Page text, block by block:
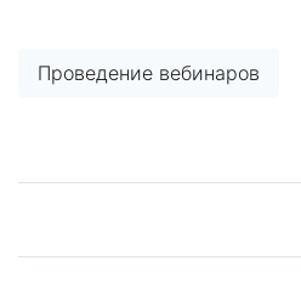
Проведение вебинаров